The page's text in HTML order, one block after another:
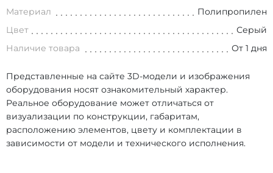
Материал
Полипропилен
Цвет
Серый
Наличие товара
От 1 дня
Представленные на сайте 3D-модели и изображения
оборудования носят ознакомительный характер.
Реальное оборудование может отличаться от
визуализации по конструкции, габаритам,
расположению элементов, цвету и комплектации в
зависимости от модели и технического исполнения.